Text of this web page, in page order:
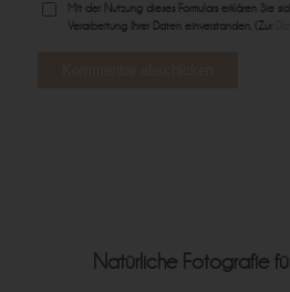
Mit der Nutzung dieses Formulars erklären Sie
Verarbeitung Ihrer Daten einverstanden. (Zur
Natürliche Fotografie